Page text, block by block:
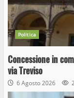
Politica
Concessione in
via Treviso
6 Agosto 2026